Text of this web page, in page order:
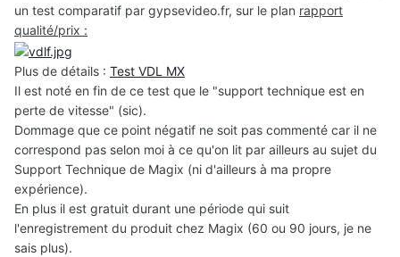
un test comparatif par gypsevideo.fr, sur le plan rapport
qualité/prix :
Plus de détails : Test VDL MX
Il est noté en fin de ce test que le "support technique est en
perte de vitesse" (sic).
Dommage que ce point négatif ne soit pas commenté car il ne
correspond pas selon moi à ce qu'on lit par ailleurs au sujet du
Support Technique de Magix (ni d'ailleurs à ma propre
expérience).
En plus il est gratuit durant une période qui suit
l'enregistrement du produit chez Magix (60 ou 90 jours, je ne
sais plus).